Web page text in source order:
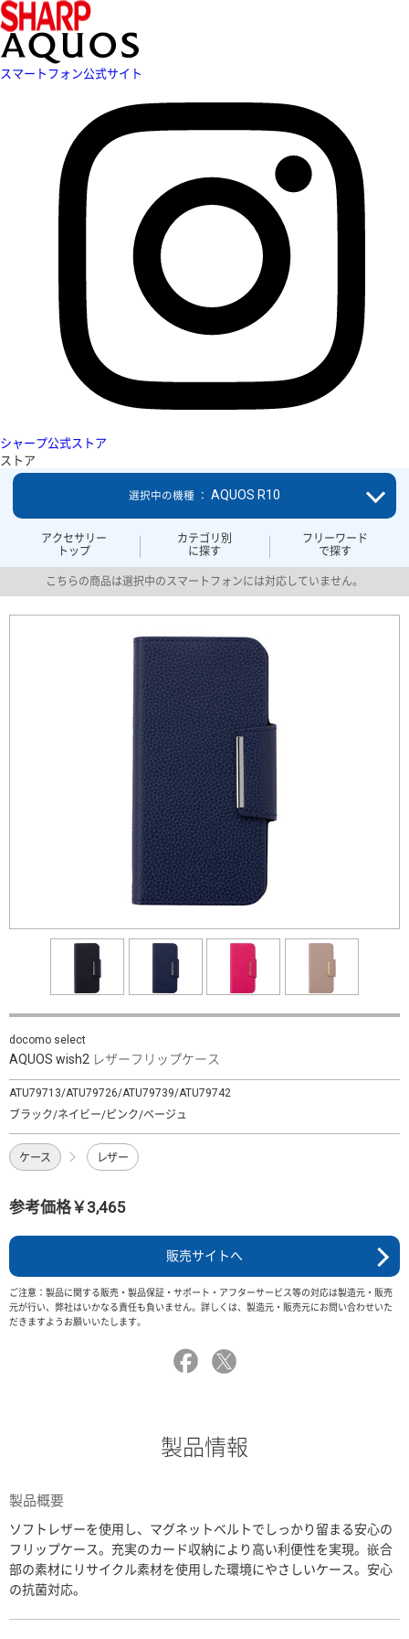
スマートフォン公式サイト
シャープ公式ストア
ストア
アクセサリー
トップ
カテゴリ別
に探す
フリーワード
で探す
選択中の機種 ： AQUOS R10
こちらの商品は選択中のスマートフォンには対応していません。
docomo select
AQUOS wish2 レザーフリップケース
ATU79713/ATU79726/ATU79739/ATU79742
ブラック/ネイビー/ピンク/ベージュ
ケース レザー
参考価格￥3,465
販売サイトへ
ご注意：製品に関する販売・製品保証・サポート・アフターサービス等の対応は製造元・販売
元が行い、弊社はいかなる責任も負いません。詳しくは、製造元・販売元にお問い合わせいた
だきますようお願いいたします。
製品情報
製品概要
ソフトレザーを使用し、マグネットベルトでしっかり留まる安心の
フリップケース。充実のカード収納により高い利便性を実現。嵌合
部の素材にリサイクル素材を使用した環境にやさしいケース。安心
の抗菌対応。